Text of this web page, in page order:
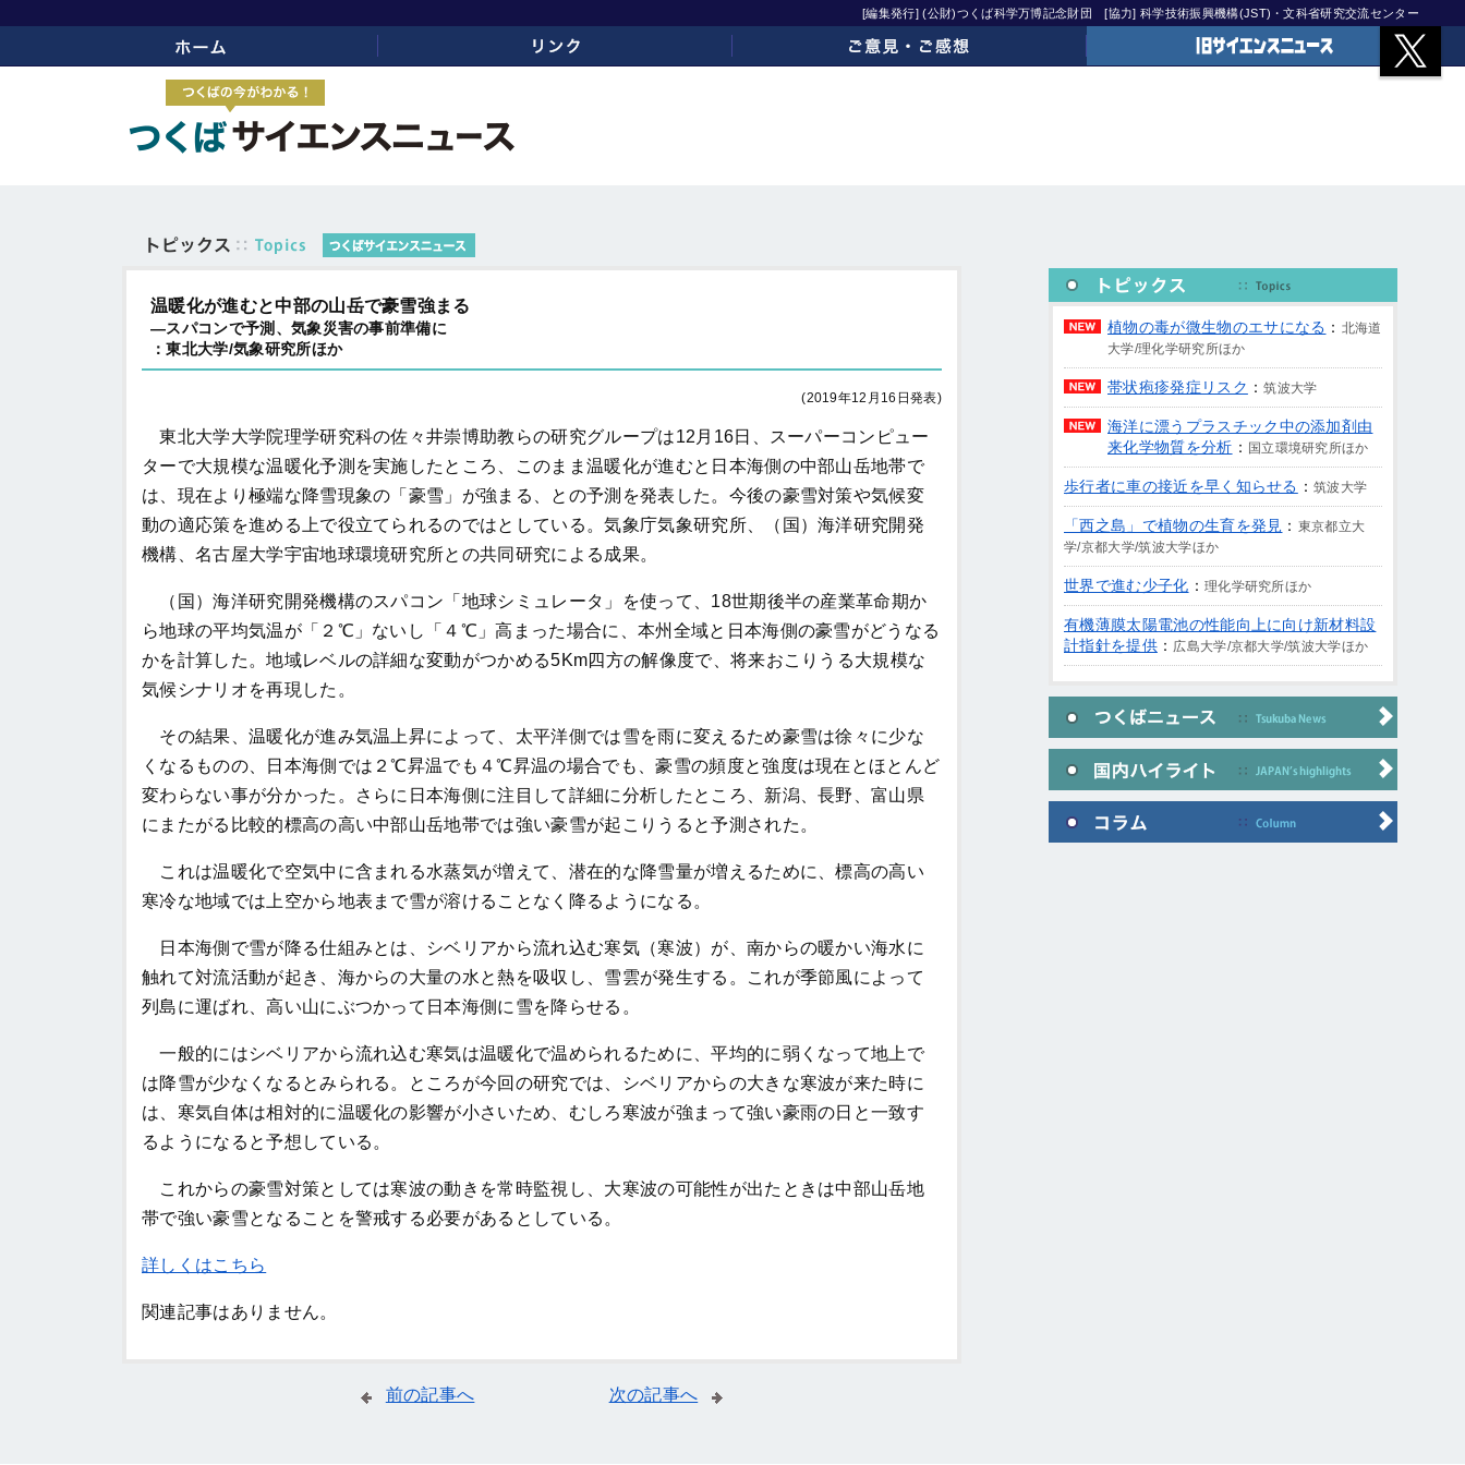
[編集発行] (公財)つくば科学万博記念財団 [協力] 科学技術振興機構(JST)・文科省研究交流センター
ホーム リンク ご意見・ご感想 旧サイエンスニュース
温暖化が進むと中部の山岳で豪雪強まる
―スパコンで予測、気象災害の事前準備に
：東北大学/気象研究所ほか
(2019年12月16日発表)
東北大学大学院理学研究科の佐々井崇博助教らの研究グループは12月16日、スーパーコンピュー
ターで大規模な温暖化予測を実施したところ、このまま温暖化が進むと日本海側の中部山岳地帯で
は、現在より極端な降雪現象の「豪雪」が強まる、との予測を発表した。今後の豪雪対策や気候変
動の適応策を進める上で役立てられるのではとしている。気象庁気象研究所、（国）海洋研究開発
機構、名古屋大学宇宙地球環境研究所との共同研究による成果。
（国）海洋研究開発機構のスパコン「地球シミュレータ」を使って、18世期後半の産業革命期か
ら地球の平均気温が「２℃」ないし「４℃」高まった場合に、本州全域と日本海側の豪雪がどうなる
かを計算した。地域レベルの詳細な変動がつかめる5Km四方の解像度で、将来おこりうる大規模な
気候シナリオを再現した。
その結果、温暖化が進み気温上昇によって、太平洋側では雪を雨に変えるため豪雪は徐々に少な
くなるものの、日本海側では２℃昇温でも４℃昇温の場合でも、豪雪の頻度と強度は現在とほとんど
変わらない事が分かった。さらに日本海側に注目して詳細に分析したところ、新潟、長野、富山県
にまたがる比較的標高の高い中部山岳地帯では強い豪雪が起こりうると予測された。
これは温暖化で空気中に含まれる水蒸気が増えて、潜在的な降雪量が増えるために、標高の高い
寒冷な地域では上空から地表まで雪が溶けることなく降るようになる。
日本海側で雪が降る仕組みとは、シベリアから流れ込む寒気（寒波）が、南からの暖かい海水に
触れて対流活動が起き、海からの大量の水と熱を吸収し、雪雲が発生する。これが季節風によって
列島に運ばれ、高い山にぶつかって日本海側に雪を降らせる。
一般的にはシベリアから流れ込む寒気は温暖化で温められるために、平均的に弱くなって地上で
は降雪が少なくなるとみられる。ところが今回の研究では、シベリアからの大きな寒波が来た時に
は、寒気自体は相対的に温暖化の影響が小さいため、むしろ寒波が強まって強い豪雨の日と一致す
るようになると予想している。
これからの豪雪対策としては寒波の動きを常時監視し、大寒波の可能性が出たときは中部山岳地
帯で強い豪雪となることを警戒する必要があるとしている。
詳しくはこちら
関連記事はありません。
前の記事へ 次の記事へ
植物の毒が微生物のエサになる ： 北海道
大学/理化学研究所ほか
帯状疱疹発症リスク ：筑波大学
海洋に漂うプラスチック中の添加剤由
来化学物質を分析 ： 国立環境研究所ほか
歩行者に車の接近を早く知らせる ：筑波大学
「西之島」で植物の生育を発見 ： 東京都立大
学/京都大学/筑波大学ほか
世界で進む少子化 ： 理化学研究所ほか
有機薄膜太陽電池の性能向上に向け新材料設
計指針を提供： 広島大学/京都大学/筑波大学ほか